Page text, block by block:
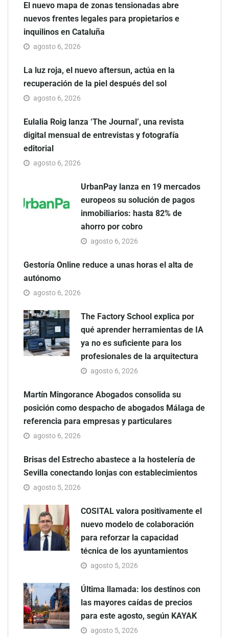
El nuevo mapa de zonas tensionadas abre
nuevos frentes legales para propietarios e
inquilinos en Cataluña
agosto 6, 2026
La luz roja, el nuevo aftersun, actúa en la
recuperación de la piel después del sol
agosto 6, 2026
Eulalia Roig lanza ‘The Journal’, una revista
digital mensual de entrevistas y fotografía
editorial
agosto 6, 2026
UrbanPay lanza en 19 mercados
europeos su solución de pagos
inmobiliarios: hasta 82% de
ahorro por cobro
agosto 6, 2026
Gestoría Online reduce a unas horas el alta de
autónomo
agosto 6, 2026
The Factory School explica por
qué aprender herramientas de IA
ya no es suficiente para los
profesionales de la arquitectura
agosto 6, 2026
Martín Mingorance Abogados consolida su
posición como despacho de abogados Málaga de
referencia para empresas y particulares
agosto 6, 2026
Brisas del Estrecho abastece a la hostelería de
Sevilla conectando lonjas con establecimientos
agosto 5, 2026
COSITAL valora positivamente el
nuevo modelo de colaboración
para reforzar la capacidad
técnica de los ayuntamientos
agosto 5, 2026
Última llamada: los destinos con
las mayores caídas de precios
para este agosto, según KAYAK
agosto 5, 2026